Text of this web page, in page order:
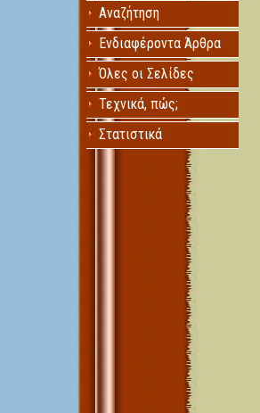
Αναζήτηση
Ενδιαφέροντα Άρθρα
Όλες οι Σελίδες
Τεχνικά, πώς;
Στατιστικά